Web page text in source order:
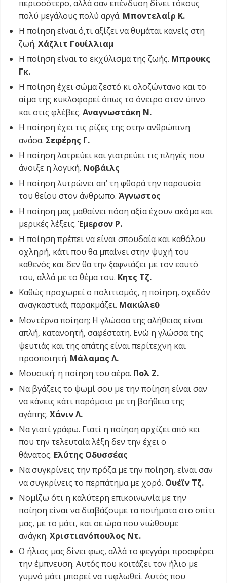
περισσότερο, αλλά σαν επένδυση δίνει τόκους
πολύ μεγάλους πολύ αργά. Μποντελαίρ Κ.
Η ποίηση είναι ό,τι αξίζει να θυμάται κανείς στη
ζωή.Χάζλιτ Γουίλλιαμ
Η ποίηση είναι το εκχύλισμα της ζωής. Μπρουκς
Γκ.
Η ποίηση έχει σώμα ζεστό κι ολοζώντανο και το
αίμα της κυκλοφορεί όπως το όνειρο στον ύπνο
και στις φλέβες.Αναγνωστάκη Ν.
Η ποίηση έχει τις ρίζες της στην ανθρώπινη
ανάσα. Σεφέρης Γ.
Η ποίηση λατρεύει και γιατρεύει τις πληγές που
άνοιξε η λογική. Νοβάιλς
Η ποίηση λυτρώνει απ’ τη φθορά την παρουσία
του θείου στον άνθρωπο.Άγνωστος
Η ποίηση μας μαθαίνει πόση αξία έχουν ακόμα και
μερικές λέξεις.Έμερσον Ρ.
Η ποίηση πρέπει να είναι σπουδαία και καθόλου
οχληρή, κάτι που θα μπαίνει στην ψυχή του
καθενός και δεν θα την ξαφνιάζει με τον εαυτό
του, αλλά με το θέμα του. Κητς Τζ.
Καθώς προχωρεί ο πολιτισμός, η ποίηση, σχεδόν
αναγκαστικά, παρακμάζει. Μακώλεϋ
Μοντέρνα ποίηση; Η γλώσσα της αλήθειας είναι
απλή, κατανοητή, σαφέστατη. Ενώ η γλώσσα της
ψευτιάς και της απάτης είναι περίτεχνη και
προσποιητή. Μάλαμας Λ.
Μουσική: η ποίηση του αέρα. Πολ Ζ.
Να βγάζεις το ψωμί σου με την ποίηση είναι σαν
να κάνεις κάτι παρόμοιο με τη βοήθεια της
αγάπης.Χάνιν Λ.
Να γιατί γράφω. Γιατί η ποίηση αρχίζει από κει
που την τελευταία λέξη δεν την έχει ο
θάνατος. Ελύτης Οδυσσέας
Να συγκρίνεις την πρόζα με την ποίηση, είναι σαν
να συγκρίνεις το περπάτημα με χορό. Ουέϊν Τζ.
Νομίζω ότι η καλύτερη επικοινωνία με την
ποίηση είναι να διαβάζουμε τα ποιήματα στο σπίτι
μας, με το μάτι, και σε ώρα που νιώθουμε
ανάγκη.Χριστιανόπουλος Ντ.
Ο ήλιος μας δίνει φως, αλλά το φεγγάρι προσφέρει
την έμπνευση. Αυτός που κοιτάζει τον ήλιο με
γυμνό μάτι μπορεί να τυφλωθεί. Αυτός που